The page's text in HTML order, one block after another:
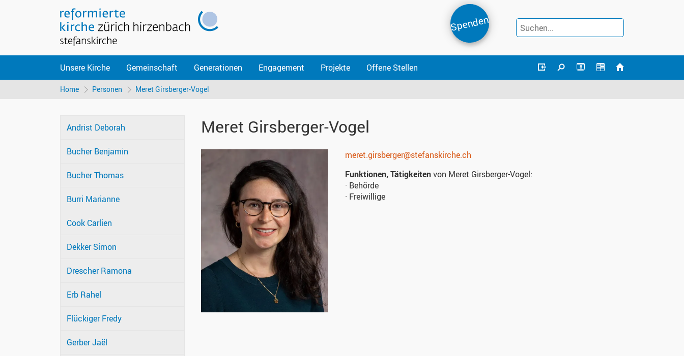
Spenden
8
Unsere Kirche Gemeinschaft Generationen Engagement Projekte Offene Stellen
Home Personen Meret Girsberger-Vogel
Andrist Deborah
Bucher Benjamin
Bucher Thomas
Burri Marianne
Cook Carlien
Dekker Simon
Drescher Ramona
Erb Rahel
Flückiger Fredy
Gerber Jaël
Meret Girsberger-Vogel
meret.girsberger@stefanskirche.ch
Funktionen, Tätigkeitenvon Meret Girsberger-Vogel:
· Behörde
· Freiwillige